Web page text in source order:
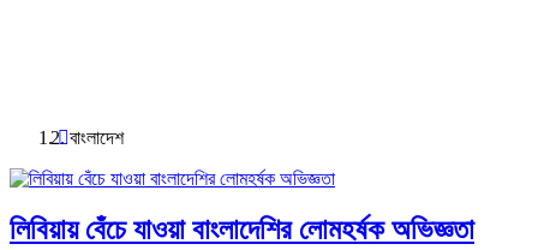
বাংলাদেশ
লিবিয়ায় বেঁচে যাওয়া বাংলাদেশির লোমহর্ষক অভিজ্ঞতা